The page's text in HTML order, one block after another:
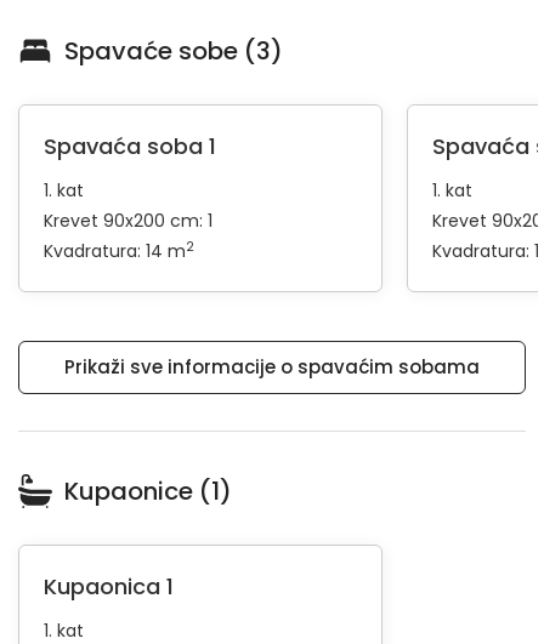
Spavaće sobe (3)
Spavaća soba 1
1. kat
Krevet 90x200 cm: 1
Kvadratura: 14 m2
Spavaća
1. kat
Krevet
Kvadratura:
Prikaži sve informacije o spavaćim sobama
Kupaonice (1)
Kupaonica 1
1. kat